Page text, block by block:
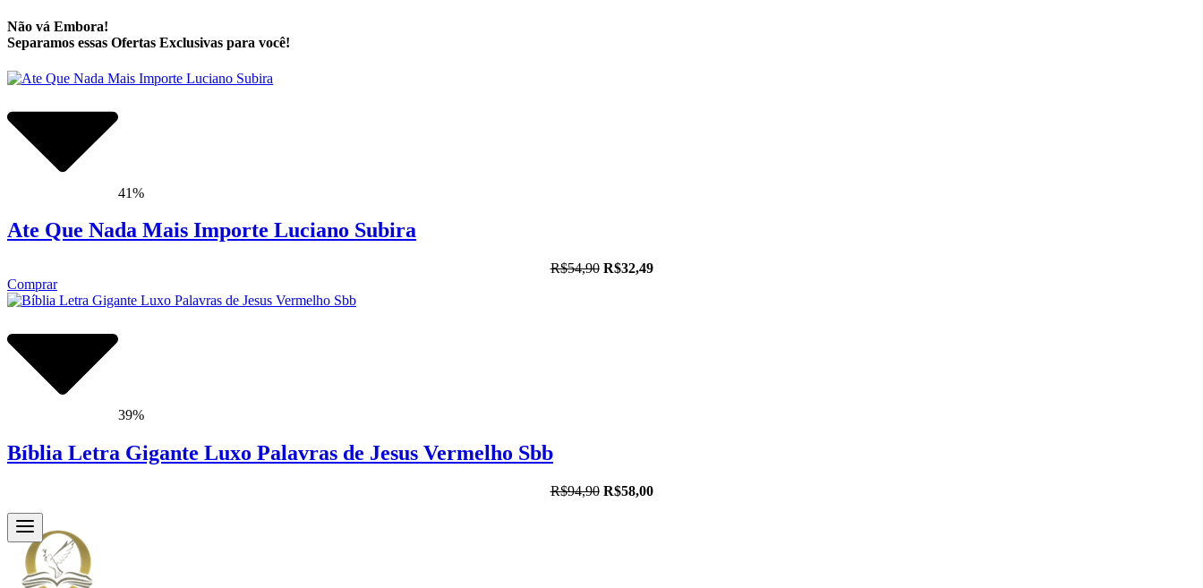
Não vá Embora!
Separamos essas Ofertas Exclusivas para você!
41%
Ate Que Nada Mais Importe Luciano Subira
R$54,90 R$32,49
Comprar
39%
Bíblia Letra Gigante Luxo Palavras de Jesus Vermelho Sbb
R$94,90 R$58,00